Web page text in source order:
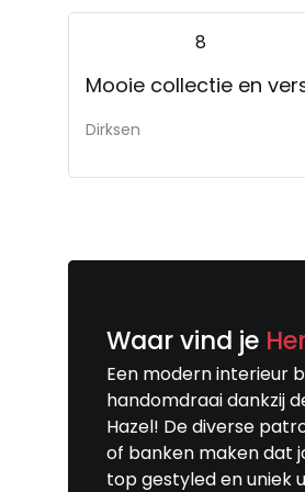
8
Mooie collectie en
Dirksen
Waar vind je
Een modern interieur
handomdraai dankzij
Hazel! De diverse
of banken maken dat
top gestyled en uniek